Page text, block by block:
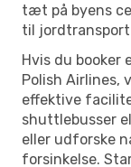
tæt på byens
til
Hvis du booker
Polish
effektive
shuttlebusser
eller udforske
forsinkelse.